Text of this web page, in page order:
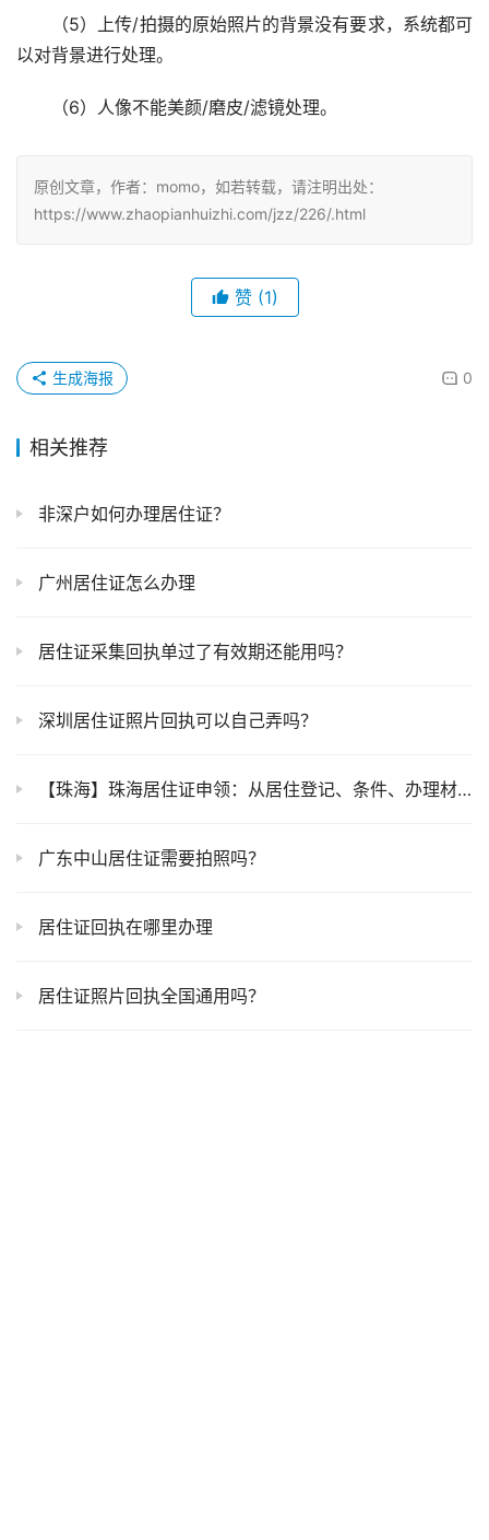
（5）上传/拍摄的原始照片的背景没有要求，系统都可
以对背景进行处理。
（6）人像不能美颜/磨皮/滤镜处理。
原创文章，作者：momo，如若转载，请注明出处：
https://www.zhaopianhuizhi.com/jzz/226/.html
赞 (1)
0
生成海报
相关推荐
非深户如何办理居住证？
广州居住证怎么办理
居住证采集回执单过了有效期还能用吗？
深圳居住证照片回执可以自己弄吗？
【珠海】珠海居住证申领：从居住登记、条件、办理材料、粤居码申领流程到申领结束一篇搞定！
广东中山居住证需要拍照吗？
居住证回执在哪里办理
居住证照片回执全国通用吗？